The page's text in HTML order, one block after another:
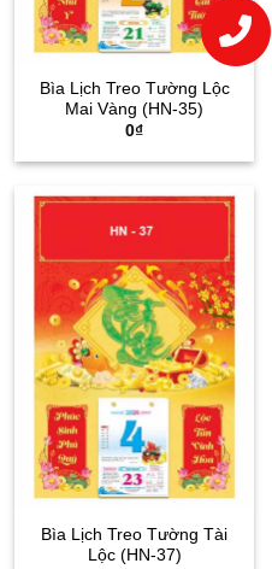
Bìa Lịch Treo Tường Lộc
Mai Vàng (HN-35)
0₫
Bìa Lịch Treo Tường Tài
Lộc (HN-37)